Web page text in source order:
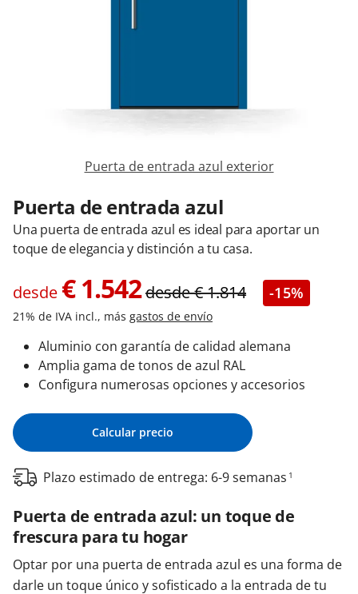
Contacta con nosotros
Puerta de entrada azul exterior
Puerta de entrada azul
Una puerta de entrada azul es ideal para aportar un
toque de elegancia y distinción a tu casa.
desde €1.542desde€1.814 -15%
21% de IVA incl., más gastos de envío
Aluminio con garantía de calidad alemana
Amplia gama de tonos de azul RAL
Configura numerosas opciones y accesorios
Calcular precio
Plazo estimado de entrega: 6-9 semanas 1
Puerta de entrada azul: un toque de
frescura para tu hogar
Optar por una puerta de entrada azul es una forma de
darle un toque único y sofisticado a la entrada de tu